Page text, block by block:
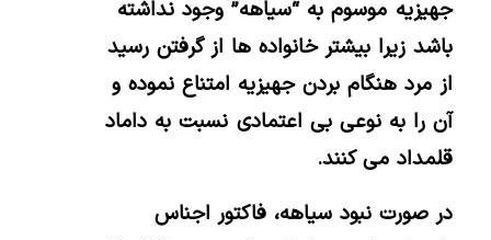
جهیزیه موسوم به “سیاهه” وجود نداشته
باشد زیرا بیشتر خانواده ها از گرفتن رسید
از مرد هنگام بردن جهیزیه امتناع نموده و
آن را به نوعی بی اعتمادی نسبت به داماد
قلمداد می کنند.
در صورت نبود سیاهه، فاکتور اجناس